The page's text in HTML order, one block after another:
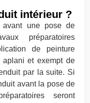
intérieur ?
une pose de
préparatoires
de peinture
et exempt de
par la suite. Si
avant la pose de
seront